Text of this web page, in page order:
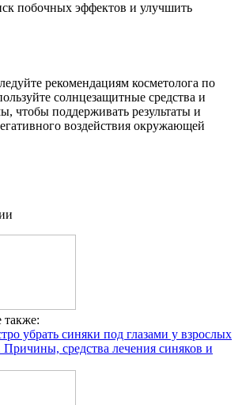
побочных эффектов и улучшить
рекомендациям косметолога по
солнцезащитные средства и
чтобы поддерживать результаты и
воздействия окружающей
также:
убрать синяки под глазами у взрослых
Причины, средства лечения синяков и